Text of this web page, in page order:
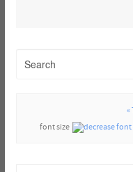
«
font size